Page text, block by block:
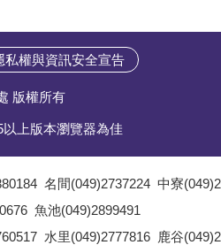
私權與資訊安全宣告
版權所有
上版本瀏覽器為佳
名間(049)2737224 中寮
魚池(049)2899491
水里(049)2777816 鹿谷